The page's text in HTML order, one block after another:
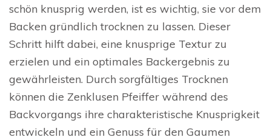
schön knusprig werden, ist es wichtig, sie vor dem
Backen gründlich trocknen zu lassen. Dieser
Schritt hilft dabei, eine knusprige Textur zu
erzielen und ein optimales Backergebnis zu
gewährleisten. Durch sorgfältiges Trocknen
können die Zenklusen Pfeiffer während des
Backvorgangs ihre charakteristische Knusprigkeit
entwickeln und ein Genuss für den Gaumen